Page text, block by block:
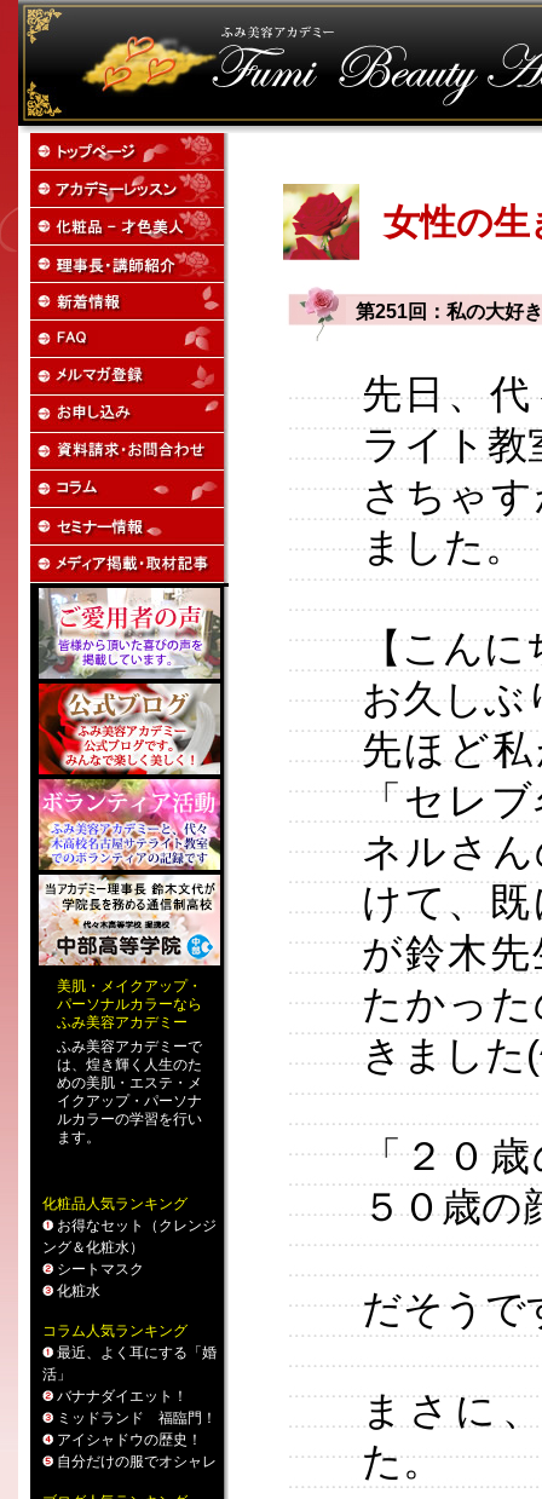
美肌 ・ メイクアップ・
パーソナルカラーなら
ふみ美容アカデミー
ふみ美容アカデミーで
は、煌き輝く人生のた
めの美肌・エステ ・ メ
イクアップ・ パーソナ
ルカラーの学習を行い
ます。
化粧品人気ランキング
お得なセット（クレンジ
ング＆化粧水）
シートマスク
化粧水
コラム人気ランキング
最近、よく耳にする「婚
活」
バナナダイエット！
ミッドランド 福臨門！
アイシャドウの歴史！
自分だけの服でオシャレ
女性の
第251回：私の大好
先日、
ライト教
さちゃ
ました。
【こん
お久しぶ
先ほど
「セレ
ネルさ
けて、
が鈴木
たかっ
きました
「２０
５０歳の
だそうで
まさに
た。